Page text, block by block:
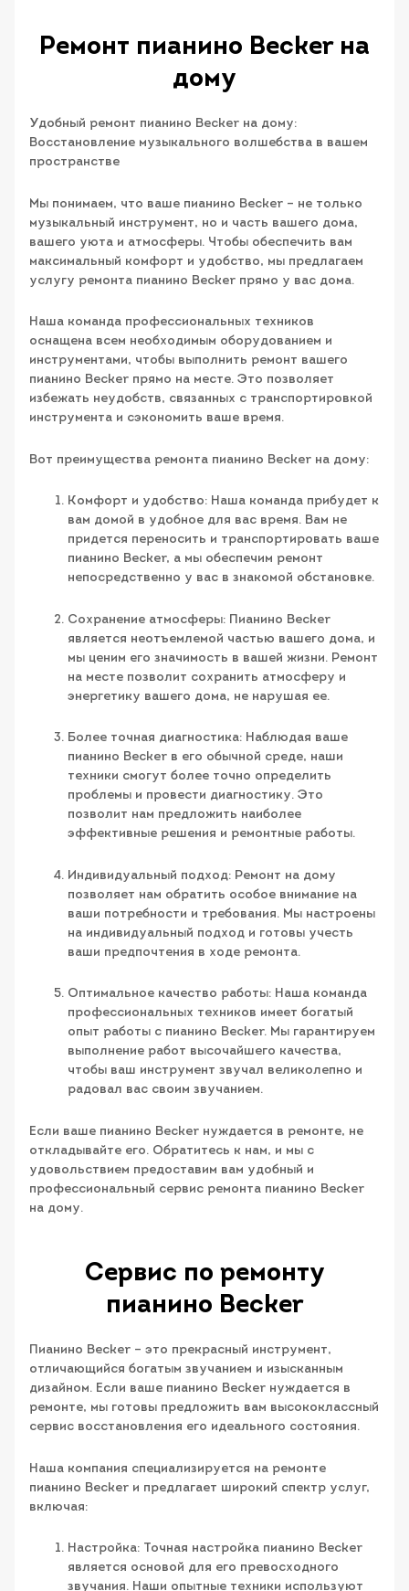
Ремонт пианино Becker на
дому
Удобный ремонт пианино Becker на дому:
Восстановление музыкального волшебства в вашем
пространстве
Мы понимаем, что ваше пианино Becker – не только
музыкальный инструмент, но и часть вашего дома,
вашего уюта и атмосферы. Чтобы обеспечить вам
максимальный комфорт и удобство, мы предлагаем
услугу ремонта пианино Becker прямо у вас дома.
Наша команда профессиональных техников
оснащена всем необходимым оборудованием и
инструментами, чтобы выполнить ремонт вашего
пианино Becker прямо на месте. Это позволяет
избежать неудобств, связанных с транспортировкой
инструмента и сэкономить ваше время.
Вот преимущества ремонта пианино Becker на дому:
Комфорт и удобство: Наша команда прибудет к
вам домой в удобное для вас время. Вам не
придется переносить и транспортировать ваше
пианино Becker, а мы обеспечим ремонт
непосредственно у вас в знакомой обстановке.
Сохранение атмосферы: Пианино Becker
является неотъемлемой частью вашего дома, и
мы ценим его значимость в вашей жизни. Ремонт
на месте позволит сохранить атмосферу и
энергетику вашего дома, не нарушая ее.
Более точная диагностика: Наблюдая ваше
пианино Becker в его обычной среде, наши
техники смогут более точно определить
проблемы и провести диагностику. Это
позволит нам предложить наиболее
эффективные решения и ремонтные работы.
Индивидуальный подход: Ремонт на дому
позволяет нам обратить особое внимание на
ваши потребности и требования. Мы настроены
на индивидуальный подход и готовы учесть
ваши предпочтения в ходе ремонта.
Оптимальное качество работы: Наша команда
профессиональных техников имеет богатый
опыт работы с пианино Becker. Мы гарантируем
выполнение работ высочайшего качества,
чтобы ваш инструмент звучал великолепно и
радовал вас своим звучанием.
Если ваше пианино Becker нуждается в ремонте, не
откладывайте его. Обратитесь к нам, и мы с
удовольствием предоставим вам удобный и
профессиональный сервис ремонта пианино Becker
на дому.
Сервис по ремонту
пианино Becker
Пианино Becker – это прекрасный инструмент,
отличающийся богатым звучанием и изысканным
дизайном. Если ваше пианино Becker нуждается в
ремонте, мы готовы предложить вам высококлассный
сервис восстановления его идеального состояния.
Наша компания специализируется на ремонте
пианино Becker и предлагает широкий спектр услуг,
включая:
Настройка: Точная настройка пианино Becker
является основой для его превосходного
звучания. Наши опытные техники используют